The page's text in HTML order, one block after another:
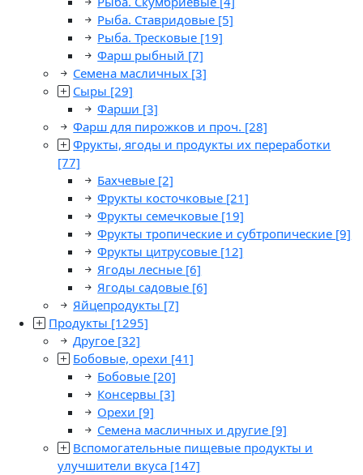
Рыба. Ставридовые [5]
Рыба. Тресковые [19]
Фарш рыбный [7]
Семена масличных [3]
Сыры [29]
Фарши [3]
Фарш для пирожков и проч. [28]
Фрукты, ягоды и продукты их переработки
[77]
Бахчевые [2]
Фрукты косточковые [21]
Фрукты семечковые [19]
Фрукты тропические и субтропические [9]
Фрукты цитрусовые [12]
Ягоды лесные [6]
Ягоды садовые [6]
Яйцепродукты [7]
Продукты [1295]
Другое [32]
Бобовые, орехи [41]
Бобовые [20]
Консервы [3]
Орехи [9]
Семена масличных и другие [9]
Вспомогательные пищевые продукты и
улучшители вкуса [147]